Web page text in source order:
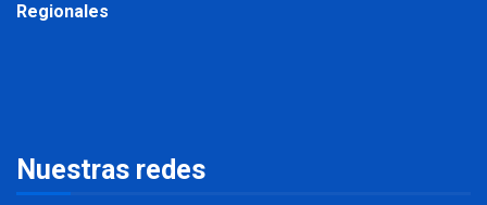
Regionales
Nuestras redes